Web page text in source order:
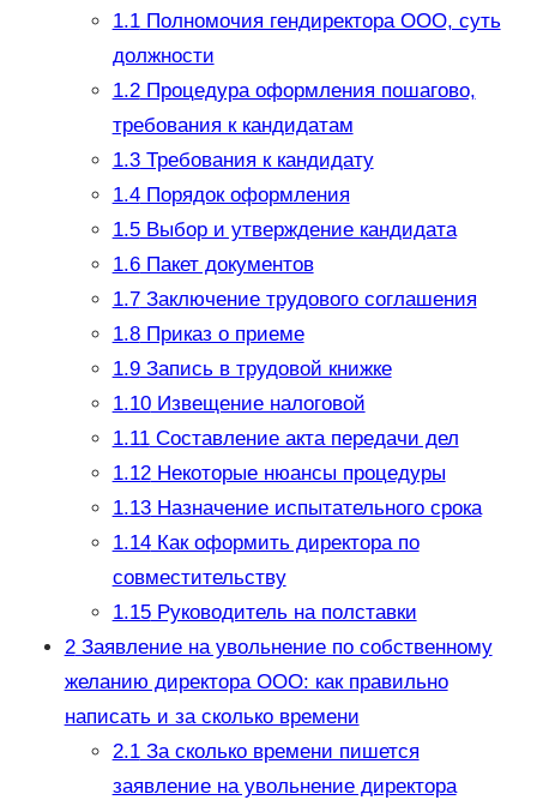
1.1Полномочия гендиректора ООО, суть
должности
1.2Процедура оформления пошагово,
требования к кандидатам
1.3Требования к кандидату
1.4Порядок оформления
1.5Выбор и утверждение кандидата
1.6Пакет документов
1.7Заключение трудового соглашения
1.8Приказ о приеме
1.9Запись в трудовой книжке
1.10Извещение налоговой
1.11Составление акта передачи дел
1.12Некоторые нюансы процедуры
1.13Назначение испытательного срока
1.14Как оформить директора по
совместительству
1.15Руководитель на полставки
2Заявление на увольнение по собственному
желанию директора ООО: как правильно
написать и за сколько времени
2.1За сколько времени пишется
заявление на увольнение директора